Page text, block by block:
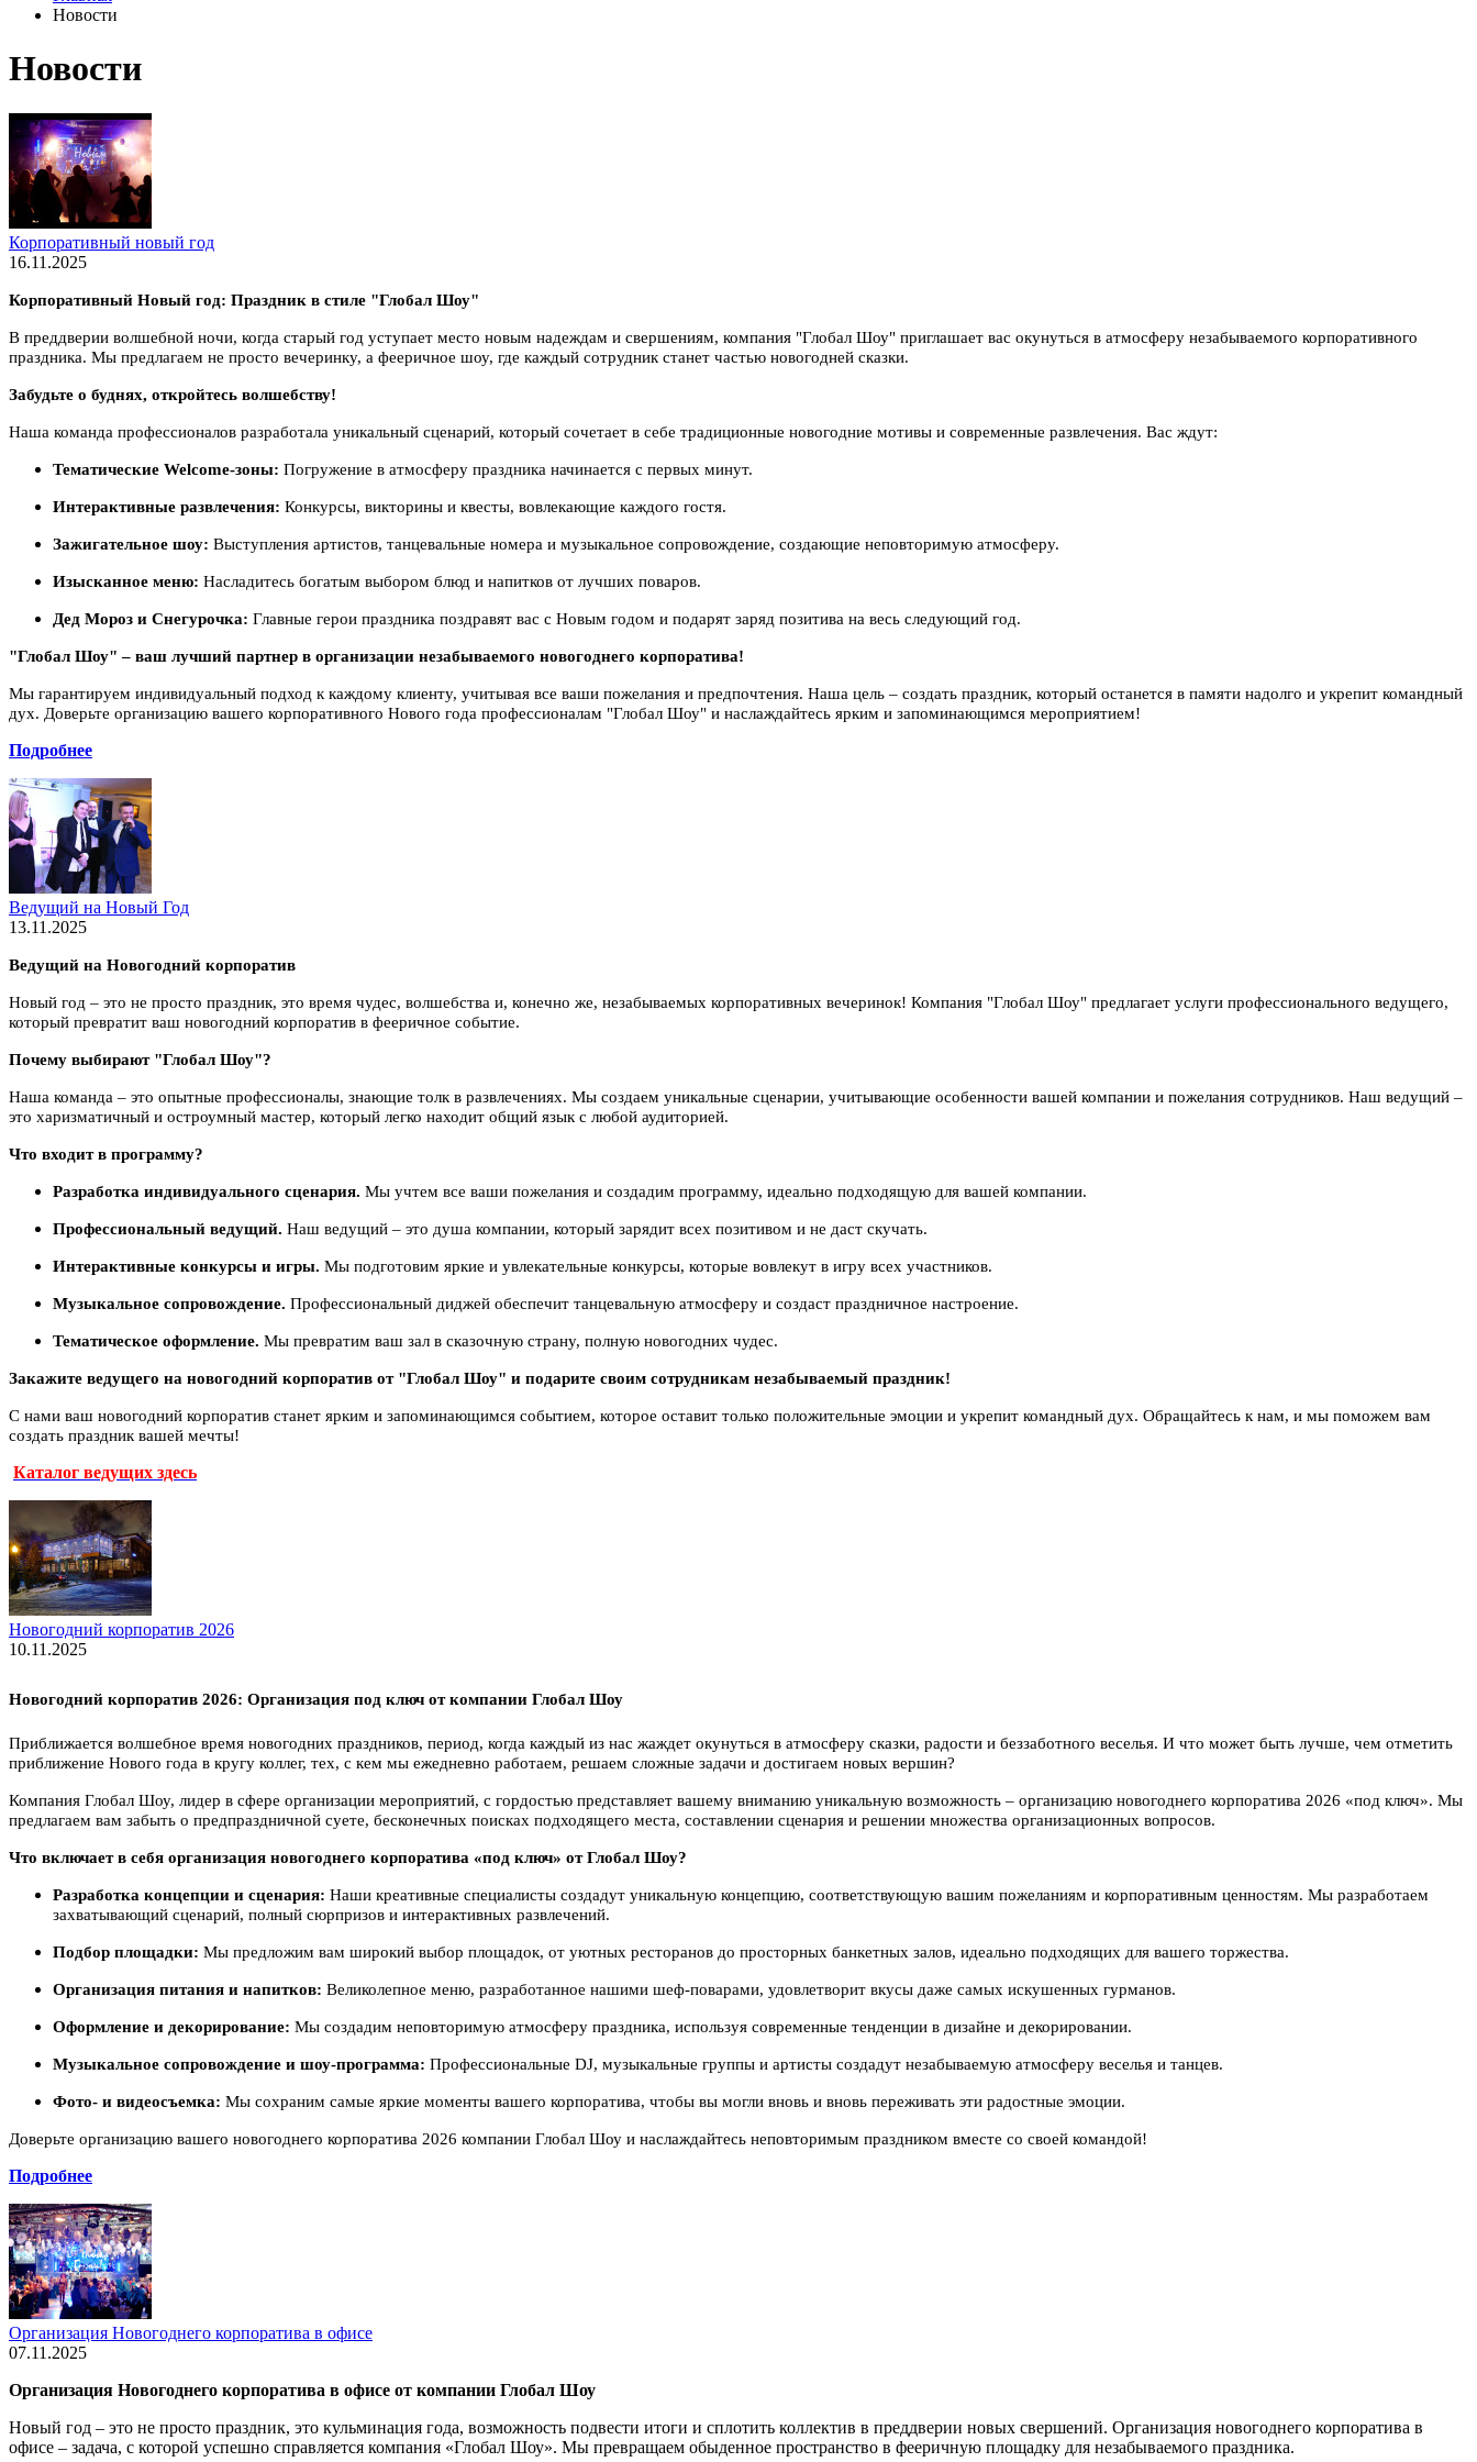
Новости
Новости
Корпоративный новый год
16.11.2025
Корпоративный Новый год: Праздник в стиле "Глобал Шоу"
В преддверии волшебной ночи, когда старый год уступает место новым надеждам и свершениям, компания "Глобал Шоу" приглашает вас окунуться в атмосферу незабываемого корпоративного
праздника. Мы предлагаем не просто вечеринку, а фееричное шоу, где каждый сотрудник станет частью новогодней сказки.
Забудьте о буднях, откройтесь волшебству!
Наша команда профессионалов разработала уникальный сценарий, который сочетает в себе традиционные новогодние мотивы и современные развлечения. Вас ждут:
Тематические Welcome-зоны: Погружение в атмосферу праздника начинается с первых минут.
Интерактивные развлечения: Конкурсы, викторины и квесты, вовлекающие каждого гостя.
Зажигательное шоу: Выступления артистов, танцевальные номера и музыкальное сопровождение, создающие неповторимую атмосферу.
Изысканное меню: Насладитесь богатым выбором блюд и напитков от лучших поваров.
Дед Мороз и Снегурочка: Главные герои праздника поздравят вас с Новым годом и подарят заряд позитива на весь следующий год.
"Глобал Шоу" – ваш лучший партнер в организации незабываемого новогоднего корпоратива!
Мы гарантируем индивидуальный подход к каждому клиенту, учитывая все ваши пожелания и предпочтения. Наша цель – создать праздник, который останется в памяти надолго и укрепит командный
дух. Доверьте организацию вашего корпоративного Нового года профессионалам "Глобал Шоу" и наслаждайтесь ярким и запоминающимся мероприятием!
Подробнее
Ведущий на Новый Год
13.11.2025
Ведущий на Новогодний корпоратив
Новый год – это не просто праздник, это время чудес, волшебства и, конечно же, незабываемых корпоративных вечеринок! Компания "Глобал Шоу" предлагает услуги профессионального ведущего,
который превратит ваш новогодний корпоратив в фееричное событие.
Почему выбирают "Глобал Шоу"?
Наша команда – это опытные профессионалы, знающие толк в развлечениях. Мы создаем уникальные сценарии, учитывающие особенности вашей компании и пожелания сотрудников. Наш ведущий –
это харизматичный и остроумный мастер, который легко находит общий язык с любой аудиторией.
Что входит в программу?
Разработка индивидуального сценария. Мы учтем все ваши пожелания и создадим программу, идеально подходящую для вашей компании.
Профессиональный ведущий. Наш ведущий – это душа компании, который зарядит всех позитивом и не даст скучать.
Интерактивные конкурсы и игры. Мы подготовим яркие и увлекательные конкурсы, которые вовлекут в игру всех участников.
Музыкальное сопровождение. Профессиональный диджей обеспечит танцевальную атмосферу и создаст праздничное настроение.
Тематическое оформление. Мы превратим ваш зал в сказочную страну, полную новогодних чудес.
Закажите ведущего на новогодний корпоратив от "Глобал Шоу" и подарите своим сотрудникам незабываемый праздник!
С нами ваш новогодний корпоратив станет ярким и запоминающимся событием, которое оставит только положительные эмоции и укрепит командный дух. Обращайтесь к нам, и мы поможем вам
создать праздник вашей мечты!
Каталог ведущих здесь
Новогодний корпоратив 2026
10.11.2025
Новогодний корпоратив 2026: Организация под ключ от компании Глобал Шоу
Приближается волшебное время новогодних праздников, период, когда каждый из нас жаждет окунуться в атмосферу сказки, радости и беззаботного веселья. И что может быть лучше, чем отметить
приближение Нового года в кругу коллег, тех, с кем мы ежедневно работаем, решаем сложные задачи и достигаем новых вершин?
Компания Глобал Шоу, лидер в сфере организации мероприятий, с гордостью представляет вашему вниманию уникальную возможность – организацию новогоднего корпоратива 2026 «под ключ». Мы
предлагаем вам забыть о предпраздничной суете, бесконечных поисках подходящего места, составлении сценария и решении множества организационных вопросов.
Что включает в себя организация новогоднего корпоратива «под ключ» от Глобал Шоу?
Разработка концепции и сценария: Наши креативные специалисты создадут уникальную концепцию, соответствующую вашим пожеланиям и корпоративным ценностям. Мы разработаем
захватывающий сценарий, полный сюрпризов и интерактивных развлечений.
Подбор площадки: Мы предложим вам широкий выбор площадок, от уютных ресторанов до просторных банкетных залов, идеально подходящих для вашего торжества.
Организация питания и напитков: Великолепное меню, разработанное нашими шеф-поварами, удовлетворит вкусы даже самых искушенных гурманов.
Оформление и декорирование: Мы создадим неповторимую атмосферу праздника, используя современные тенденции в дизайне и декорировании.
Музыкальное сопровождение и шоу-программа: Профессиональные DJ, музыкальные группы и артисты создадут незабываемую атмосферу веселья и танцев.
Фото- и видеосъемка: Мы сохраним самые яркие моменты вашего корпоратива, чтобы вы могли вновь и вновь переживать эти радостные эмоции.
Доверьте организацию вашего новогоднего корпоратива 2026 компании Глобал Шоу и наслаждайтесь неповторимым праздником вместе со своей командой!
Подробнее
Организация Новогоднего корпоратива в офисе
07.11.2025
Организация Новогоднего корпоратива в офисе от компании Глобал Шоу
Новый год – это не просто праздник, это кульминация года, возможность подвести итоги и сплотить коллектив в преддверии новых свершений. Организация новогоднего корпоратива в
офисе – задача, с которой успешно справляется компания «Глобал Шоу». Мы превращаем обыденное пространство в фееричную площадку для незабываемого праздника.